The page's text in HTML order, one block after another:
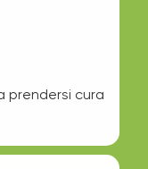
prendersi cura